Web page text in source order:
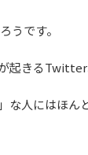
うです。
起きるTwitter
な人にはほん